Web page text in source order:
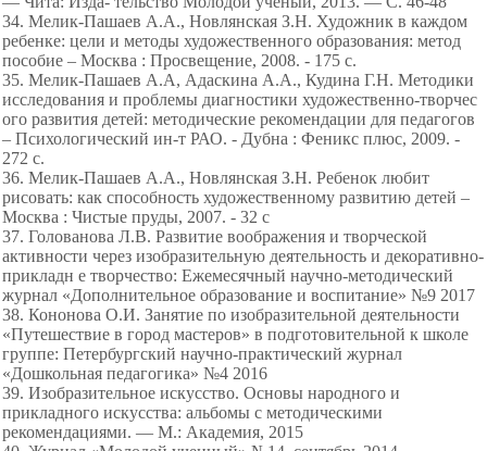
34. Мелик-Пашаев А.А., Новлянская З.Н. Художник в каждом
ребенке: цели и методы художественного образования: метод
пособие – Москва : Просвещение, 2008. - 175 с.
35. Мелик-Пашаев А.А, Адаскина А.А., Кудина Г.Н. Методики
исследования и проблемы диагностики художественно-творчес
ого развития детей: методические рекомендации для педагогов
– Психологический ин-т РАО. - Дубна : Феникс плюс, 2009. -
272 с.
36. Мелик-Пашаев А.А., Новлянская З.Н. Ребенок любит
рисовать: как способность художественному развитию детей –
Москва : Чистые пруды, 2007. - 32 с
37. Голованова Л.В. Развитие воображения и творческой
активности через изобразительную деятельность и декоративно-
прикладн е творчество: Ежемесячный научно-методический
журнал «Дополнительное образование и воспитание» №9 2017
38. Кононова О.И. Занятие по изобразительной деятельности
«Путешествие в город мастеров» в подготовительной к школе
группе: Петербургский научно-практический журнал
«Дошкольная педагогика» №4 2016
39. Изобразительное искусство. Основы народного и
прикладного искусства: альбомы с методическими
рекомендациями. — М.: Академия, 2015